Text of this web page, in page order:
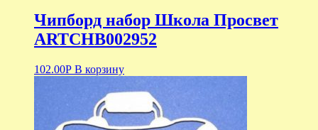
Чипборд набор Школа Просвет
ARTCHB002952
102.00Р В корзину